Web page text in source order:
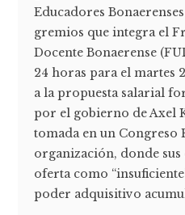
Educadores
gremios que integra el
Docente Bonaerense
24 horas para el martes
a la propuesta salarial
por el gobierno de Axel
tomada en un
organización, donde
oferta como
poder adquisitivo